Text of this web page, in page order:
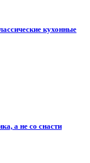
кухонные
а не со снасти